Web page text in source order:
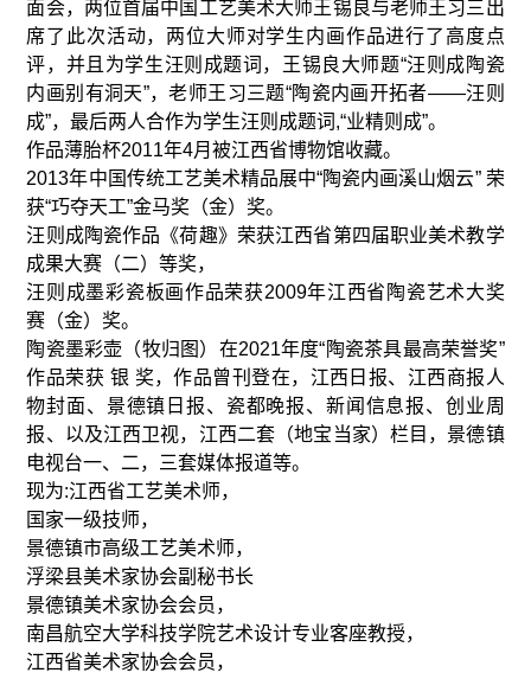
面会，两位首届中国工艺美术大师王锡良与老师王习三出
席了此次活动，两位大师对学生内画作品进行了高度点
评，并且为学生汪则成题词，王锡良大师题“汪则成陶瓷
内画别有洞天”，老师王习三题“陶瓷内画开拓者——汪则
成”，最后两人合作为学生汪则成题词,“业精则成”。
作品薄胎杯2011年4月被江西省博物馆收藏。
2013年中国传统工艺美术精品展中“陶瓷内画溪山烟云” 荣
获“巧夺天工”金马奖（金）奖。
汪则成陶瓷作品《荷趣》荣获江西省第四届职业美术教学
成果大赛（二）等奖，
汪则成墨彩瓷板画作品荣获2009年江西省陶瓷艺术大奖
赛（金）奖。
陶瓷墨彩壶（牧归图）在2021年度“陶瓷茶具最高荣誉奖”
作品荣获 银 奖，作品曾刊登在，江西日报、江西商报人
物封面、景德镇日报、瓷都晚报、新闻信息报、创业周
报、以及江西卫视，江西二套（地宝当家）栏目，景德镇
电视台一、二，三套媒体报道等。
现为:江西省工艺美术师，
国家一级技师，
景德镇市高级工艺美术师，
浮梁县美术家协会副秘书长
景德镇美术家协会会员，
南昌航空大学科技学院艺术设计专业客座教授，
江西省美术家协会会员，